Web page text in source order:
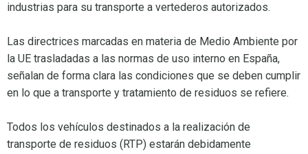
industrias para su transporte a vertederos autorizados.
Las directrices marcadas en materia de Medio Ambiente por
la UE trasladadas a las normas de uso interno en España,
señalan de forma clara las condiciones que se deben cumplir
en lo que a transporte y tratamiento de residuos se refiere.
Todos los vehículos destinados a la realización de
transporte de residuos (RTP) estarán debidamente